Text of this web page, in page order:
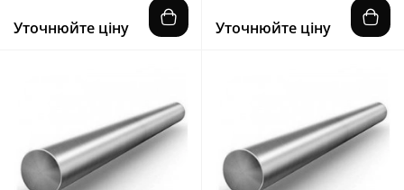
Уточнюйте ціну Уточнюйте ціну